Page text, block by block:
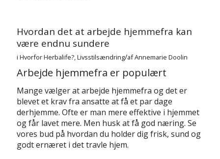
Hvordan det at arbejde hjemmefra kan
være endnu sundere
i Hvorfor Herbalife?,Livsstilsændring/afAnnemarie Doolin
Arbejde hjemmefra er populært
Mange vælger at arbejde hjemmefra og det er
blevet et krav fra ansatte at få et par dage
derhjemme. Ofte er man mere effektive i hjemmet
og får lavet mere. Men husk at få god næring. Se
vores bud på hvordan du holder dig frisk, sund og
godt ernæret i det travle hjem.